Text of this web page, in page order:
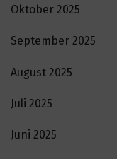
Oktober 2025
September 2025
August 2025
Juli 2025
Juni 2025